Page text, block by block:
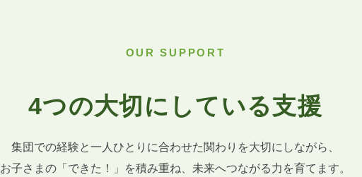
OUR SUPPORT
4つの大切にしている支援
集団での経験と一人ひとりに合わせた関わりを大切にしながら、
お子さまの「できた！」を積み重ね、未来へつながる力を育てます。